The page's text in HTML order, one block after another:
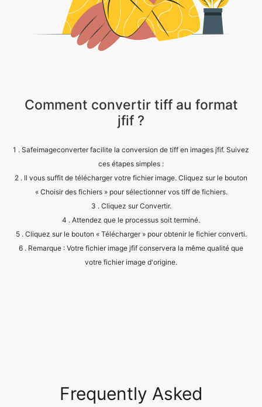
Comment convertir tiff au format
1 . Safeimageconverter facilite la conversion de tiff en images jfif. Suivez
ces étapes simples :
2 . Il vous suffit de télécharger votre fichier image. Cliquez sur le bouton
4 . Attendez que le processus soit terminé.
5 . Cliquez sur le bouton « Télécharger » pour obtenir le fichier converti.
6 . Remarque : Votre fichier image jfif conservera la même qualité que
votre fichier image d'origine.